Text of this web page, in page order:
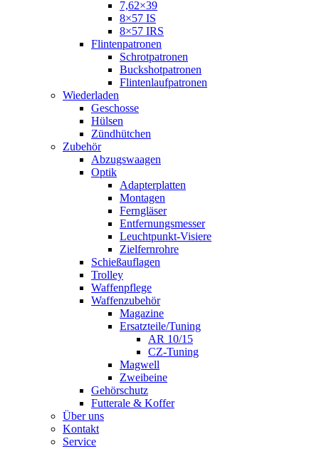
7,62×39
8×57 IS
8×57 IRS
Flintenpatronen
Schrotpatronen
Buckshotpatronen
Flintenlaufpatronen
Wiederladen
Geschosse
Hülsen
Zündhütchen
Zubehör
Abzugswaagen
Optik
Adapterplatten
Montagen
Ferngläser
Entfernungsmesser
Leuchtpunkt-Visiere
Zielfernrohre
Schießauflagen
Trolley
Waffenpflege
Waffenzubehör
Magazine
Ersatzteile/Tuning
AR 10/15
CZ-Tuning
Magwell
Zweibeine
Gehörschutz
Futterale & Koffer
Über uns
Kontakt
Service